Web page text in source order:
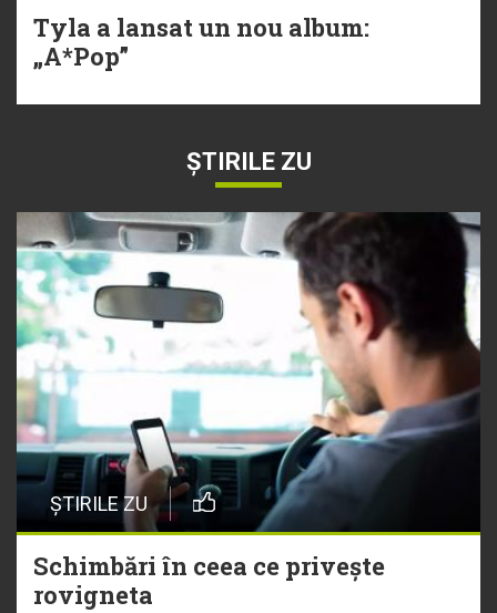
Tyla a lansat un nou album:
„A*Pop”
ȘTIRILE ZU
ȘTIRILE ZU
Schimbări în ceea ce privește
rovigneta